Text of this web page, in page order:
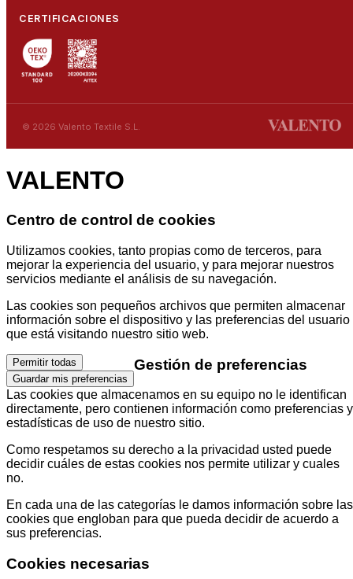
CERTIFICACIONES
© 2026 Valento Textile S.L.
VALENTO
Centro de control de cookies
Utilizamos cookies, tanto propias como de terceros, para
mejorar la experiencia del usuario, y para mejorar nuestros
servicios mediante el análisis de su navegación.
Las cookies son pequeños archivos que permiten almacenar
información sobre el dispositivo y las preferencias del usuario
que está visitando nuestro sitio web.
Permitir todas
Guardar mis preferencias
Gestión de preferencias
Las cookies que almacenamos en su equipo no le identifican
directamente, pero contienen información como preferencias y
estadísticas de uso de nuestro sitio.
Como respetamos su derecho a la privacidad usted puede
decidir cuáles de estas cookies nos permite utilizar y cuales
no.
En cada una de las categorías le damos información sobre las
cookies que engloban para que pueda decidir de acuerdo a
sus preferencias.
Cookies necesarias